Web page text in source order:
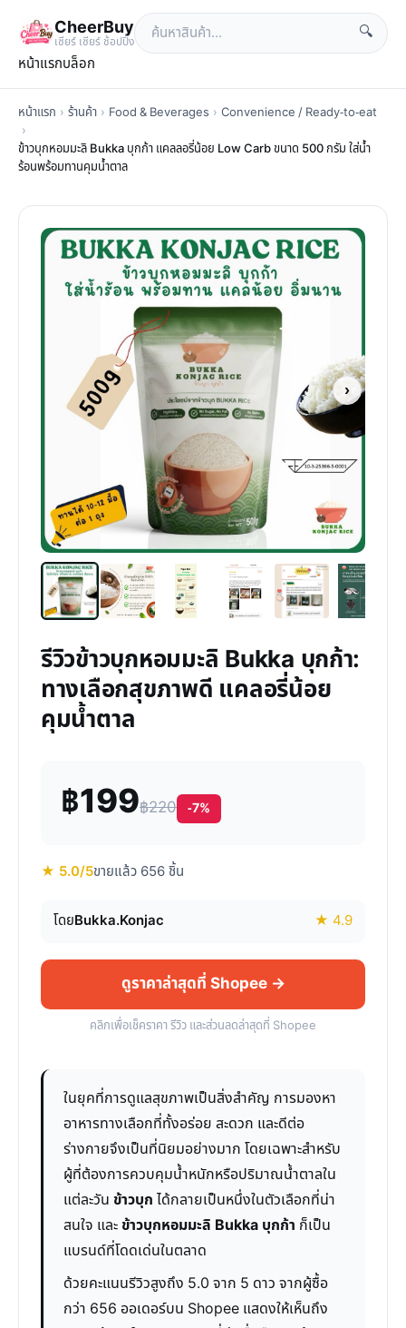
CheerBuy
เซียร์ เซียร์ ช้อปปิ้ง
🔍
หน้าแรกบล็อก
หน้าแรก › ร้านค้า › Food & Beverages › Convenience / Ready-to-eat
›
ข้าวบุกหอมมะลิ Bukka บุกก้า แคลลอรี่น้อย Low Carb ขนาด 500 กรัม ใส่น้ำ
ร้อนพร้อมทานคุมน้ำตาล
›
รีวิวข้าวบุกหอมมะลิ Bukka บุกก้า:
ทางเลือกสุขภาพดี แคลอรี่น้อย
คุมน้ำตาล
฿199฿220 -7%
★ 5.0/5ขายแล้ว 656 ชิ้น
โดยBukka.Konjac ★ 4.9
ดูราคาล่าสุดที่ Shopee →
คลิกเพื่อเช็คราคา รีวิว และส่วนลดล่าสุดที่ Shopee
ในยุคที่การดูแลสุขภาพเป็นสิ่งสำคัญ การมองหา
อาหารทางเลือกที่ทั้งอร่อย สะดวก และดีต่อ
ร่างกายจึงเป็นที่นิยมอย่างมาก โดยเฉพาะสำหรับ
ผู้ที่ต้องการควบคุมน้ำหนักหรือปริมาณน้ำตาลใน
แต่ละวัน ข้าวบุก ได้กลายเป็นหนึ่งในตัวเลือกที่น่า
สนใจ และข้าวบุกหอมมะลิ Bukka บุกก้า ก็เป็น
แบรนด์ที่โดดเด่นในตลาด
ด้วยคะแนนรีวิวสูงถึง 5.0 จาก 5 ดาว จากผู้ซื้อ
กว่า 656 ออเดอร์บน Shopee แสดงให้เห็นถึง